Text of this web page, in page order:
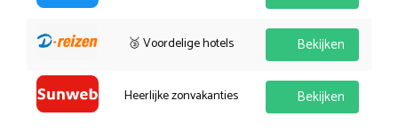
🥉 Voordelige hotels Bekijken
Heerlijke zonvakanties Bekijken